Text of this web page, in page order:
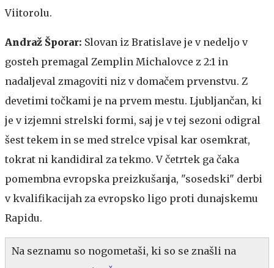
Viitorolu.
Andraž Šporar: Slovan iz Bratislave je v nedeljo v
gosteh premagal Zemplin Michalovce z 2:1 in
nadaljeval zmagoviti niz v domačem prvenstvu. Z
devetimi točkami je na prvem mestu. Ljubljančan, ki
je v izjemni strelski formi, saj je v tej sezoni odigral
šest tekem in se med strelce vpisal kar osemkrat,
tokrat ni kandidiral za tekmo. V četrtek ga čaka
pomembna evropska preizkušanja, "sosedski" derbi
v kvalifikacijah za evropsko ligo proti dunajskemu
Rapidu.
Na seznamu so nogometaši, ki so se znašli na